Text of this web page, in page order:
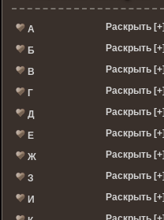
А Раскрыть
Б Раскрыть
В Раскрыть
Г Раскрыть
Д Раскрыть
Е Раскрыть
Ж Раскрыть
З Раскрыть
И Раскрыть